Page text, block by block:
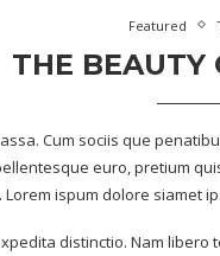
Featured
THE BEAUTY
Cum sociis que
euro, pretium
ispum dolore siamet
distinctio. Nam